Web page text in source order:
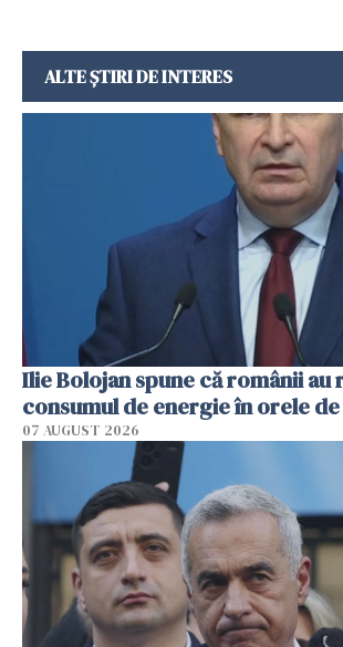
ALTE ȘTIRI DE INTERES
Ilie Bolojan spune că românii au
consumul de energie în orele
07 AUGUST 2026